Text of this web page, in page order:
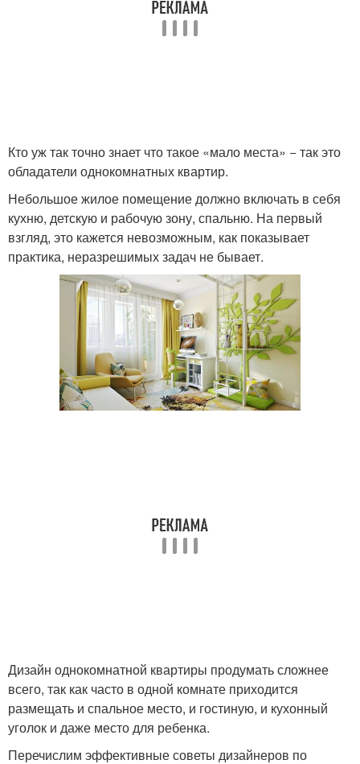
Кто уж так точно знает что такое «мало места» − так это
обладатели однокомнатных квартир.
Небольшое жилое помещение должно включать в себя
кухню, детскую и рабочую зону, спальню. На первый
взгляд, это кажется невозможным, как показывает
практика, неразрешимых задач не бывает.
Дизайн однокомнатной квартиры продумать сложнее
всего, так как часто в одной комнате приходится
размещать и спальное место, и гостиную, и кухонный
уголок и даже место для ребенка.
Перечислим эффективные советы дизайнеров по